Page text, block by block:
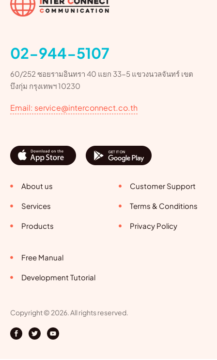
02-944-5107
60/252 ซอยรามอินทรา 40 แยก 33-5 แขวงนวลจันทร์ เขต
บึงกุ่ม กรุงเทพฯ 10230
Email: service@interconnect.co.th
About us
Services
Products
Customer Support
Terms & Conditions
Privacy Policy
Free Manual
Development Tutorial
Copyright © 2026. All rights reserved.